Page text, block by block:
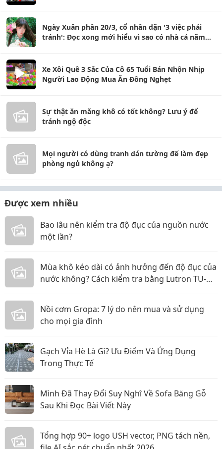
Ngày Xuân phân 20/3, cổ nhân dặn '3 việc phải
tránh': Đọc xong mới hiểu vì sao có nhà cả năm
Xe Xôi Quê 3 Sắc Của Cô 65 Tuổi Bán Nhộn Nhịp
Người Lao Động Mua Ăn Đông Nghẹt
Sự thật ăn măng khô có tốt không? Lưu ý để
tránh ngộ độc
Mọi người có dùng tranh dán tường để làm đẹp
phòng ngủ không ạ?
Được xem nhiều
Bao lâu nên kiểm tra độ đục của nguồn nước
một lần?
Mùa khô kéo dài có ảnh hưởng đến độ đục của
nước không? Cách kiểm tra bằng Lutron TU-
Nồi cơm Gropa: 7 lý do nên mua và sử dụng
cho mọi gia đình
Gạch Vỉa Hè Là Gì? Ưu Điểm Và Ứng Dụng
Trong Thực Tế
Mình Đã Thay Đổi Suy Nghĩ Về Sofa Băng Gỗ
Sau Khi Đọc Bài Viết Này
Tổng hợp 90+ logo USH vector, PNG tách nền,